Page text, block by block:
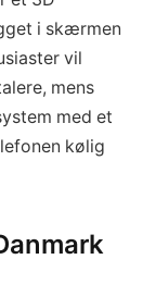
i skærmen
vil
mens
med et
kølig